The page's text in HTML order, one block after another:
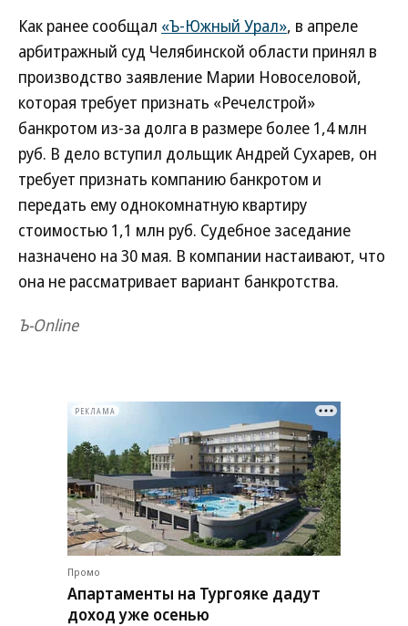
Как ранее сообщал «Ъ-Южный Урал», в апреле
арбитражный суд Челябинской области принял в
производство заявление Марии Новоселовой,
которая требует признать «Речелстрой»
банкротом из-за долга в размере более 1,4 млн
руб. В дело вступил дольщик Андрей Сухарев, он
требует признать компанию банкротом и
передать ему однокомнатную квартиру
стоимостью 1,1 млн руб. Судебное заседание
назначено на 30 мая. В компании настаивают, что
она не рассматривает вариант банкротства.
Ъ-Online
Промо
Апартаменты на Тургояке дадут
доход уже осенью
РЕКЛАМА